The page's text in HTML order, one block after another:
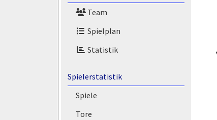
Team
Spielplan
Statistik
Spielerstatistik
Spiele
Tore